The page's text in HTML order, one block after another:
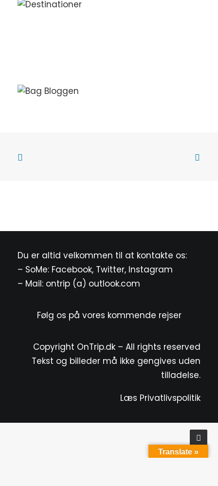
Du er altid velkommen til at kontakte os:
– SoMe: Facebook, Twitter, Instagram
– Mail: ontrip (a) outlook.com
Følg os på vores kommende rejser
Copyright OnTrip.dk – All rights reserved
Tekst og billeder må ikke gengives uden
tilladelse.
Læs Privatlivspolitik
Translate »